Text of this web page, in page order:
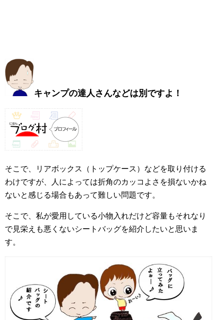
キャンプの達人さんなどは別ですよ！
そこで、リアボックス（トップケース）などを取り付ける
わけですが、人によっては折角のカッコよさを損ないかね
ないと感じる場合もあって難しい問題です。
そこで、私が愛用している小物入れだけど容量もそれなり
で見栄えも悪くないシートバッグを紹介したいと思いま
す。